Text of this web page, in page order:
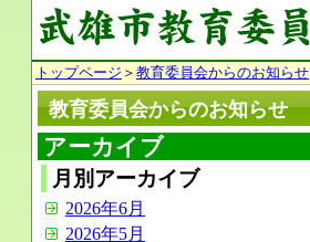
トップページ ＞ 教育委員会からのお知らせ
教育委員会からのお知らせ
アーカイブ
月別アーカイブ
2026年6月
2026年5月